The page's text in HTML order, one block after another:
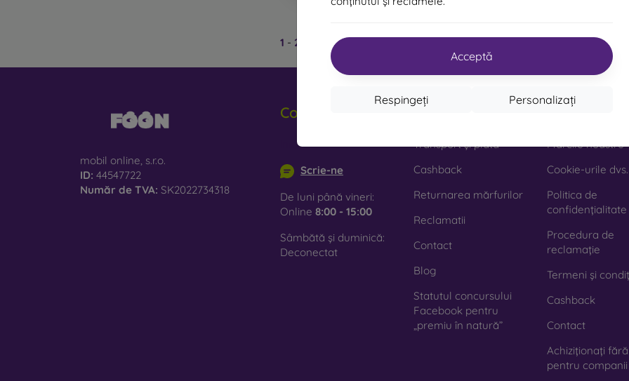
Acceptă
Personalizați
Respingeți
1 - 2 din total
mobil online, s.r.o.
ID: 44547722
Număr de TVA: SK2022734318
Contact
info@mobilonline.sk
Scrie-ne
De luni până vineri:
Online 8:00 - 15:00
Sâmbătă și duminică:
Deconectat
Cumpărături
Transport și plată
Cashback
Returnarea mărfurilor
Reclamatii
Contact
Blog
Statutul concursului
Facebook pentru
„premiu în natură”
informație
Mărcile noastre
Cookie-urile dvs.
Politica de
confidențialitate
Procedura de
reclamație
Termeni și
Cashback
Contact
Achiziționați fără
pentru companii